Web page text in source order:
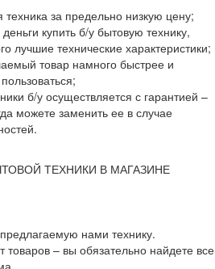
за предельно низкую цену;
купить б/у бытовую технику,
лучшие технические характеристики;
товар намного быстрее и
б/у осуществляется с гарантией –
можете заменить ее в случае
ТЕХНИКИ В МАГАЗИНЕ
нами технику.
товаров – вы обязательно найдете все